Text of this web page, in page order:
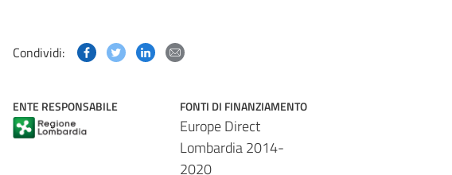
Condividi: Condividi questa pagina su Facebook
Condividi questa pagina su Twitter
Condividi questa pagina su Linkedin
ENTE RESPONSABILE FONTI DI FINANZIAMENTO
Europe Direct
Lombardia 2014-
2020